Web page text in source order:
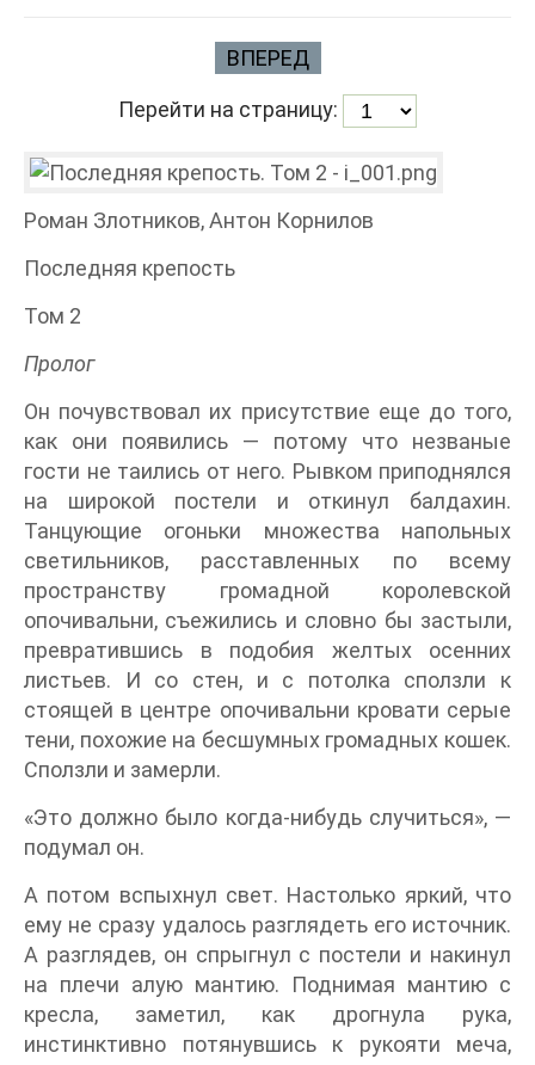
ВПЕРЕД
Перейти на страницу:
Роман Злотников, Антон Корнилов
Последняя крепость
Том 2
Пролог
Он почувствовал их присутствие еще до того,
как они появились — потому что незваные
гости не таились от него. Рывком приподнялся
на широкой постели и откинул балдахин.
Танцующие огоньки множества напольных
светильников, расставленных по всему
пространству громадной королевской
опочивальни, съежились и словно бы застыли,
превратившись в подобия желтых осенних
листьев. И со стен, и с потолка сползли к
стоящей в центре опочивальни кровати серые
тени, похожие на бесшумных громадных кошек.
Сползли и замерли.
«Это должно было когда-нибудь случиться», —
подумал он.
А потом вспыхнул свет. Настолько яркий, что
ему не сразу удалось разглядеть его источник.
А разглядев, он спрыгнул с постели и накинул
на плечи алую мантию. Поднимая мантию с
кресла, заметил, как дрогнула рука,
инстинктивно потянувшись к рукояти меча,